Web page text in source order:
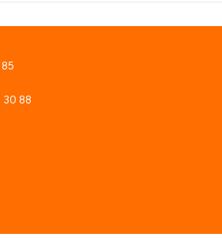
30 88